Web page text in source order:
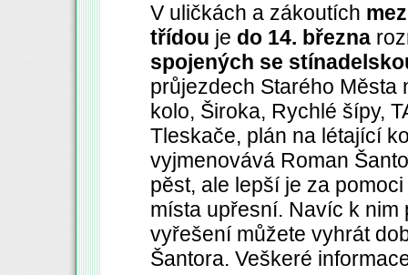
V uličkách a zákoutích
třídou je do 14. března
spojených se
průjezdech Starého
kolo, Široka, Rychlé šípy,
Tleskače, plán na létající
vyjmenovává Roman
pěst, ale lepší je za
místa upřesní. Navíc k nim
vyřešení můžete vyhrát
Šantora. Veškeré